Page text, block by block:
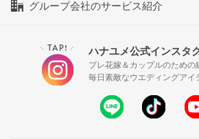
グループ会社のサービス紹介
＼ TAP! ／ ハナユメ公式インスタ
プレ花嫁＆カップルのための
毎日素敵なウエディングア